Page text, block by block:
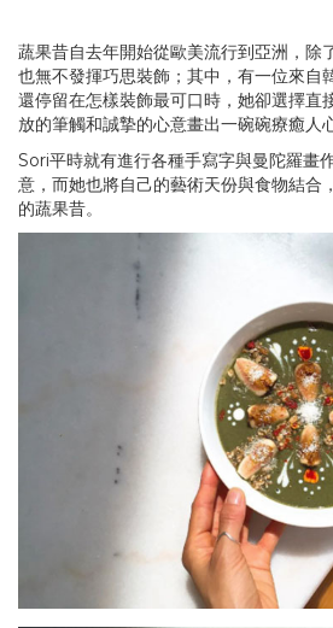
蔬果昔自去年開始從歐美流行到亞洲，除
也無不發揮巧思裝飾；其中，有一位來自
還停留在怎樣裝飾最可口時，她卻選擇直
放的筆觸和誠摯的心意畫出一碗碗療癒人
Sori平時就有進行各種手寫字與曼陀羅畫
意，而她也將自己的藝術天份與食物結合
的蔬果昔。